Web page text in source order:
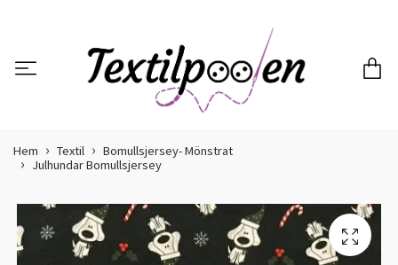
Hem Textil
Bomullsjersey- Mönstrat
Julhundar Bomullsjersey